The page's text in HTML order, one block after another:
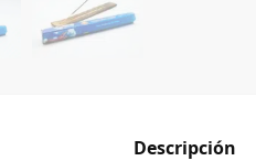
Descripción